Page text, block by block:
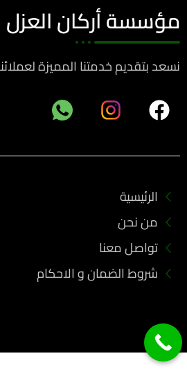
مؤسسة أركان العزل
نسعد بتقديم خدمتنا المميزة
F
a
e
o
o
k
الرئيسية
من نحن
تواصل معنا
شروط الضمان و الاحكام